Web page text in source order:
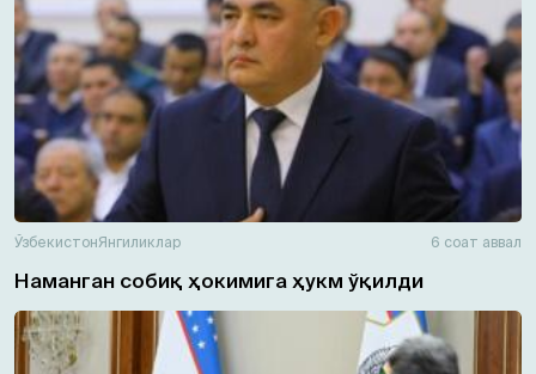
ЎзбекистонЯнгиликлар 6 соат аввал
Наманган собиқ ҳокимига ҳукм ўқилди